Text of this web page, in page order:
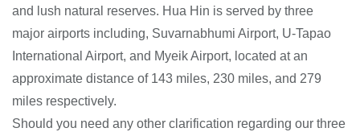
and lush natural reserves. Hua Hin is served by three
major airports including, Suvarnabhumi Airport, U-Tapao
International Airport, and Myeik Airport, located at an
approximate distance of 143 miles, 230 miles, and 279
miles respectively.
Should you need any other clarification regarding our three